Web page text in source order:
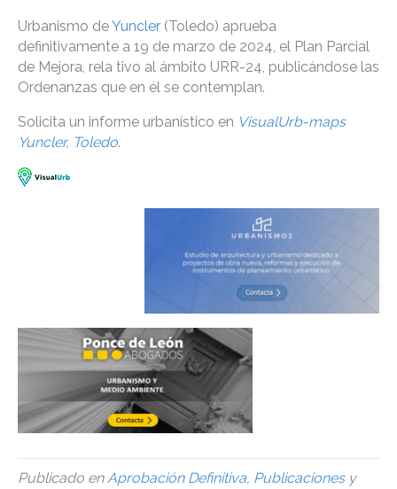
Urbanismo deYuncler (Toledo) aprueba
definitivamente a 19 de marzo de 2024, el Plan Parcial
de Mejora, rela tivo al ámbito URR-24, publicándose las
Ordenanzas que en él se contemplan.
Solicita un informe urbanístico en VisualUrb-maps
Yuncler, Toledo.
Publicado enAprobación Definitiva, Publicacionesy